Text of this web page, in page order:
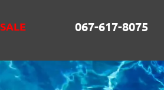
SALE 067-617-8075